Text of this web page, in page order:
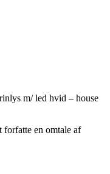
m/ led hvid – house
en omtale af